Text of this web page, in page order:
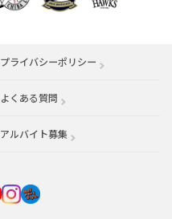
プライバシーポリシー
よくある質問
アルバイト募集 （別ウィンドウで開く